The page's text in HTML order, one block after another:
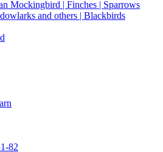
Mockingbird | Finches | Sparrows
and others | Blackbirds
82